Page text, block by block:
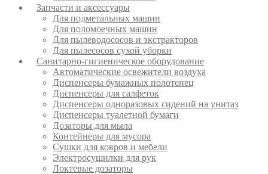
Запчасти и аксессуары
Для подметальных машин
Для поломоечных машин
Для пылеводососов и экстракторов
Для пылесосов сухой уборки
Санитарно-гигиеническое оборудование
Автоматические освежители воздуха
Диспенсеры бумажных полотенец
Диспенсеры для салфеток
Диспенсеры одноразовых сидений на унитаз
Диспенсеры туалетной бумаги
Дозаторы для мыла
Контейнеры для мусора
Сушки для ковров и мебели
Электросушилки для рук
Локтевые дозаторы